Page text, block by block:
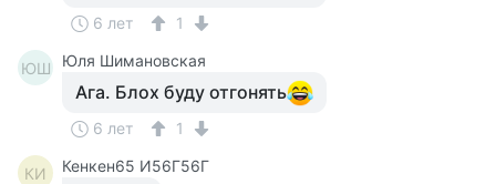
6 лет 1
ЮШ Юля Шимановская
Ага. Блох буду отгонять
6 лет 1
КИ Кенкен65 И56Г56Г